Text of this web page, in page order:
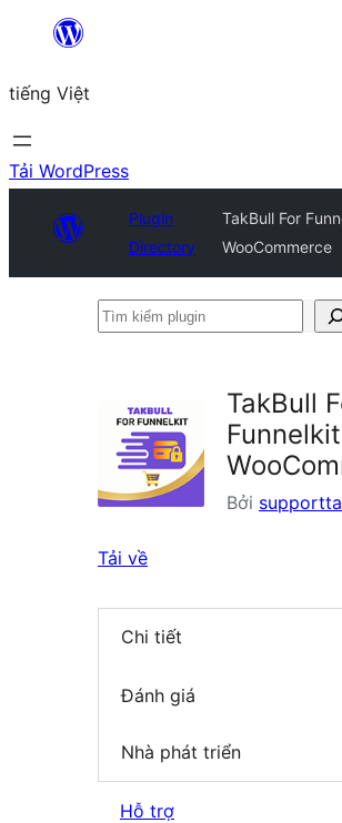
Chuyển
phần
nội
dung
tiếng Việt
Tải WordPress
Plugin
Directory
TakBull For
WooCommerce
Tìm
TakBull
Funnelkit
Bởi
Tải về
Chi tiết
Đánh giá
Nhà phát triển
Hỗ trợ